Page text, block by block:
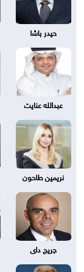
حيدر باشا
عبدالله عنايت
نريمين طاحون
جريج داى